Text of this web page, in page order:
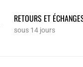
RETOURS ET
sous 14 jours